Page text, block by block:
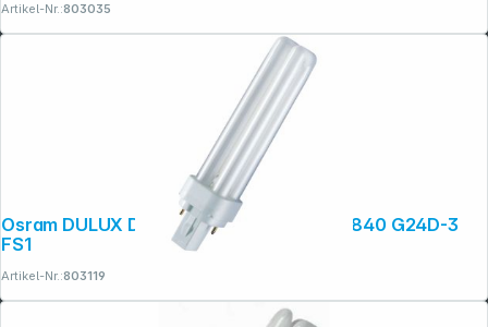
Artikel-Nr.:803035
Osram DULUX D Energiesparlampe 26W/840 G24D-3
FS1
Artikel-Nr.:803119